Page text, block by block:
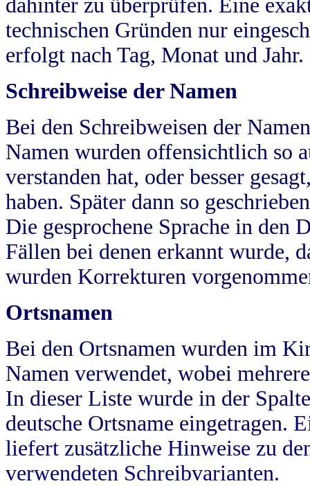
dahinter zu überprüfen. Eine
technischen Gründen nur
erfolgt nach Tag, Monat und Jahr.
Schreibweise der Namen
Bei den Schreibweisen der
Namen wurden offensichtlich so
verstanden hat, oder besser
haben. Später dann so
Die gesprochene Sprache in
Fällen bei denen erkannt wurde,
wurden Korrekturen
Ortsnamen
Bei den Ortsnamen wurden im
Namen verwendet, wobei
In dieser Liste wurde in der
deutsche Ortsname eingetragen.
liefert zusätzliche Hinweise zu
verwendeten Schreibvarianten.